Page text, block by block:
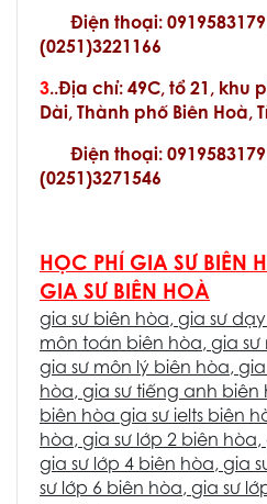
Điện thoại: 0919583179
(0251)3221166
3..Địa chỉ: 49C, tổ 21, khu
Dài, Thành phố Biên Hoà,
Điện thoại: 0919583179
(0251)3271546
HỌC PHÍ GIA SƯ BIÊN
GIA SƯ BIÊN HOÀ
gia sư biên hòa, gia sư
môn toán biên hòa, gia sư
gia sư môn lý biên hòa, gia
hòa, gia sư tiếng anh biên
biên hòa gia sư ielts biên
hòa, gia sư lớp 2 biên hòa,
gia sư lớp 4 biên hòa, gia
sư lớp 6 biên hòa, gia sư